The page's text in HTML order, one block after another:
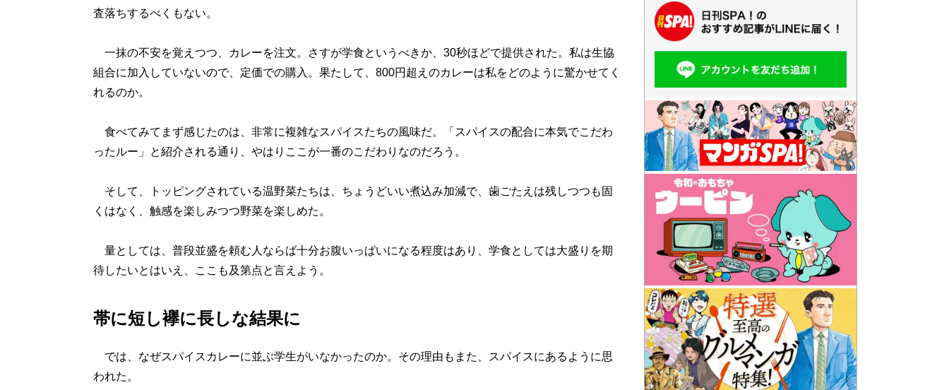
査落ちするべくもない。
一抹の不安を覚えつつ、カレーを注文。さすが学食というべきか、30秒ほどで提供された。私は生協
組合に加入していないので、定価での購入。果たして、800円超えのカレーは私をどのように驚かせてく
れるのか。
食べてみてまず感じたのは、非常に複雑なスパイスたちの風味だ。「スパイスの配合に本気でこだわ
ったルー」と紹介される通り、やはりここが一番のこだわりなのだろう。
そして、トッピングされている温野菜たちは、ちょうどいい煮込み加減で、歯ごたえは残しつつも固
くはなく、触感を楽しみつつ野菜を楽しめた。
量としては、普段並盛を頼む人ならば十分お腹いっぱいになる程度はあり、学食としては大盛りを期
待したいとはいえ、ここも及第点と言えよう。
帯に短し襷に長しな結果に
では、なぜスパイスカレーに並ぶ学生がいなかったのか。その理由もまた、スパイスにあるように思
われた。